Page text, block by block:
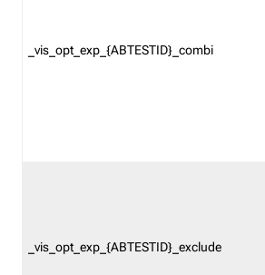
_vis_opt_exp_{ABTESTID}_combi
_vis_opt_exp_{ABTESTID}_exclude